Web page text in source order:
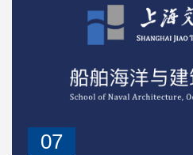
07